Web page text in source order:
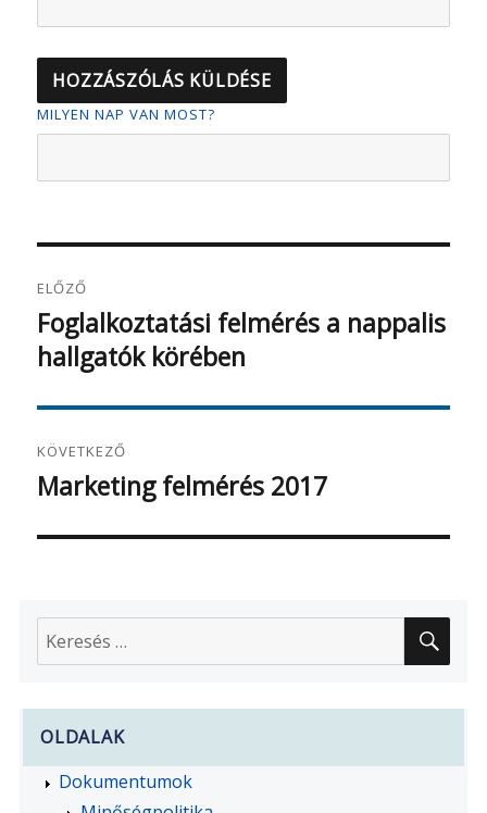
MILYEN NAP VAN MOST?
navigáció
ELŐZŐ
Korábbi
bejegyzés:
Foglalkoztatási felmérés a nappalis
hallgatók körében
KÖVETKEZŐ
Következő
Marketing felmérés 2017
Keresés
a
OLDALAK
Dokumentumok